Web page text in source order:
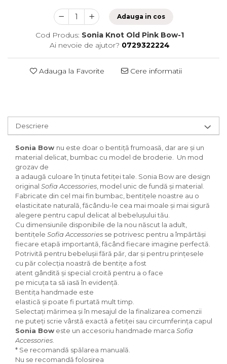
Adauga in cos
Cod Produs: Sonia Knot Old Pink Bow-1
Ai nevoie de ajutor? 0729322224
Adauga la Favorite Cere informatii
Descriere
Sonia Bow nu este doar o bentiță frumoasă, dar are și un
material delicat, bumbac cu model de broderie. Un mod
grozav de
a adaugă culoare în ținuta fetiței tale. Sonia Bow are design
original Sofia Accessories , model unic de fundă și material.
Fabricate din cel mai fin bumbac, bentițele noastre au o
elasticitate naturală, făcându-le cea mai moale și mai sigură
alegere pentru capul delicat al bebelușului tău.
Cu dimensiunile disponibile de la nou născut la adult,
bentițele Sofia Accessories se potrivesc pentru a împărtăși
fiecare etapă importantă, făcând fiecare imagine perfectă.
Potrivită pentru bebelușii fără păr, dar și pentru prințesele
cu păr colecția noastră de bentițe a fost
atent gândită și special croită pentru a o face
pe micuța ta să iasă în evidență.
Bentița handmade este
elastică și poate fi purtată mult timp.
Selectați mărimea și în mesajul de la finalizarea comenzii
ne puteți scrie vârstă exactă a fetiței sau circumferința capului.
Sonia Bow este un accesoriu handmade marca Sofia
Accessories
* Se recomandă spălarea manuală.
Nu se recomandă folosirea